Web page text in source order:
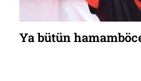
İsrail, Amerika’yı